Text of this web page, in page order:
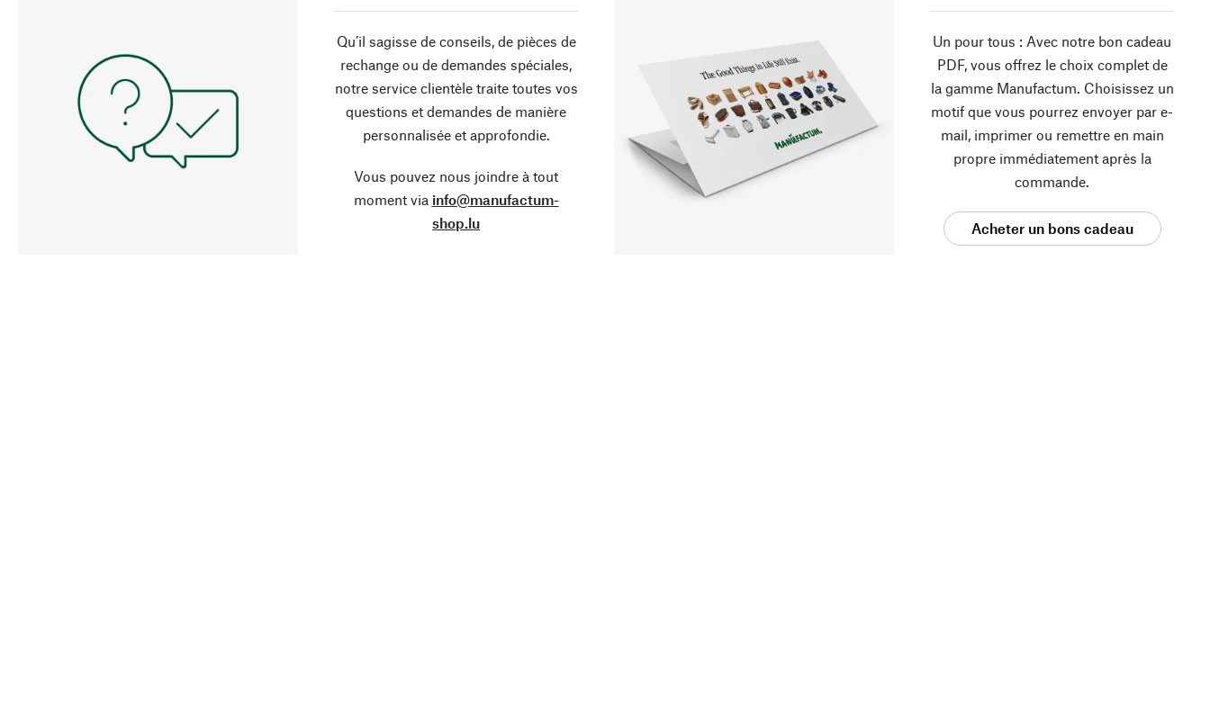
Qu’il sagisse de conseils, de pièces de
rechange ou de demandes spéciales,
notre service clientèle traite toutes vos
questions et demandes de manière
personnalisée et approfondie.
Vous pouvez nous joindre à tout
moment via info@manufactum-
shop.lu
Un pour tous : Avec notre bon cadeau
PDF, vous offrez le choix complet de
la gamme Manufactum. Choisissez un
motif que vous pourrez envoyer par e-
mail, imprimer ou remettre en main
propre immédiatement après la
commande.
Acheter un bons cadeau